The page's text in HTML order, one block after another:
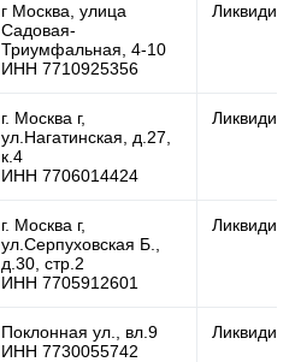
г Москва, улица
Садовая-
Триумфальная, 4-10
ИНН 7710925356
г. Москва г,
ул.Нагатинская, д.27,
к.4
ИНН 7706014424
г. Москва г,
ул.Серпуховская Б.,
д.30, стр.2
ИНН 7705912601
Поклонная ул., вл.9
ИНН 7730055742